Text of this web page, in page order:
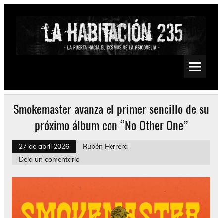
Saltar
Psychedelic, Stoner, Doom, Sludge, Fuzz, Space, Drone
Smokemaster avanza el primer sencillo de su
próximo álbum con “No Other One”
27 de abril 2026
Rubén Herrera
Deja un comentario